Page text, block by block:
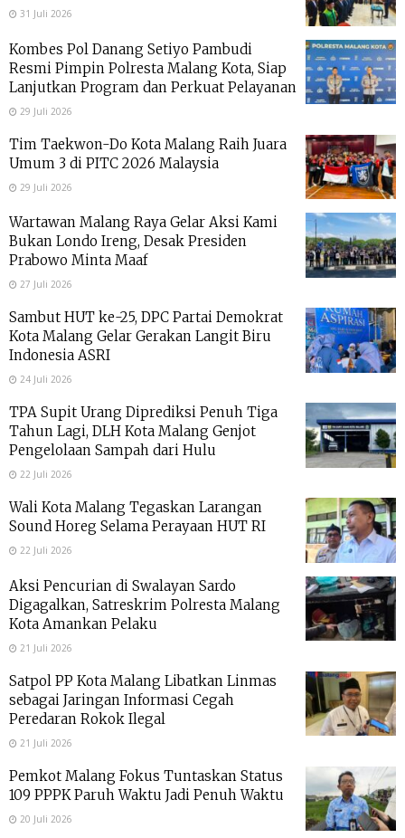
31 Juli 2026
Kombes Pol Danang Setiyo Pambudi
Resmi Pimpin Polresta Malang Kota, Siap
Lanjutkan Program dan Perkuat Pelayanan
29 Juli 2026
Tim Taekwon-Do Kota Malang Raih Juara
Umum 3 di PITC 2026 Malaysia
29 Juli 2026
Wartawan Malang Raya Gelar Aksi Kami
Bukan Londo Ireng, Desak Presiden
Prabowo Minta Maaf
27 Juli 2026
Sambut HUT ke-25, DPC Partai Demokrat
Kota Malang Gelar Gerakan Langit Biru
Indonesia ASRI
24 Juli 2026
TPA Supit Urang Diprediksi Penuh Tiga
Tahun Lagi, DLH Kota Malang Genjot
Pengelolaan Sampah dari Hulu
22 Juli 2026
Wali Kota Malang Tegaskan Larangan
Sound Horeg Selama Perayaan HUT RI
22 Juli 2026
Aksi Pencurian di Swalayan Sardo
Digagalkan, Satreskrim Polresta Malang
Kota Amankan Pelaku
21 Juli 2026
Satpol PP Kota Malang Libatkan Linmas
sebagai Jaringan Informasi Cegah
Peredaran Rokok Ilegal
21 Juli 2026
Pemkot Malang Fokus Tuntaskan Status
109 PPPK Paruh Waktu Jadi Penuh Waktu
20 Juli 2026